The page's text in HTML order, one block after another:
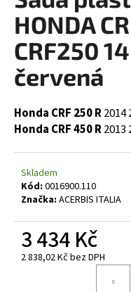
0,0
5
hvězdiček.
HONDA
CRF250
červená
Honda CRF 250 R2014
Honda CRF 450 R2013
Skladem
Kód: 0016900.110
Značka: ACERBIS ITALIA
3 434 Kč
2 838,02 Kč bez DPH
a
j
í
t
?
D
o
p